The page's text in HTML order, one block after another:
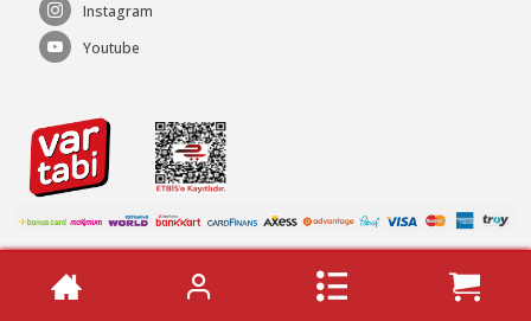
Instagram
Youtube